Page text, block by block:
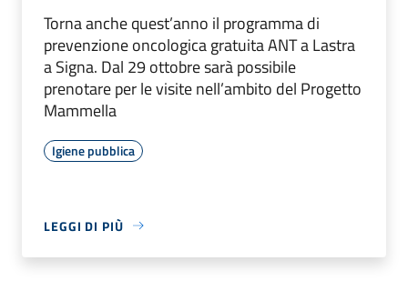
Torna anche quest’anno il programma di
prevenzione oncologica gratuita ANT a Lastra
a Signa. Dal 29 ottobre sarà possibile
prenotare per le visite nell’ambito del Progetto
Mammella
Igiene pubblica
LEGGI DI PIÙ